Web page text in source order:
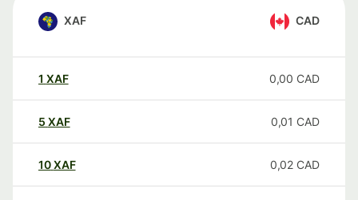
XAF CAD
1 XAF 0,00 CAD
5 XAF 0,01 CAD
10XAF 0,02 CAD